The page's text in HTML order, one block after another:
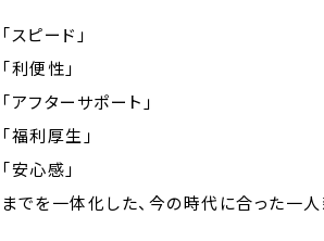
「スピード」
「利便性」
「アフターサポート」
「福利厚生」
「安心感」
までを一体化した、今の時代に合った一